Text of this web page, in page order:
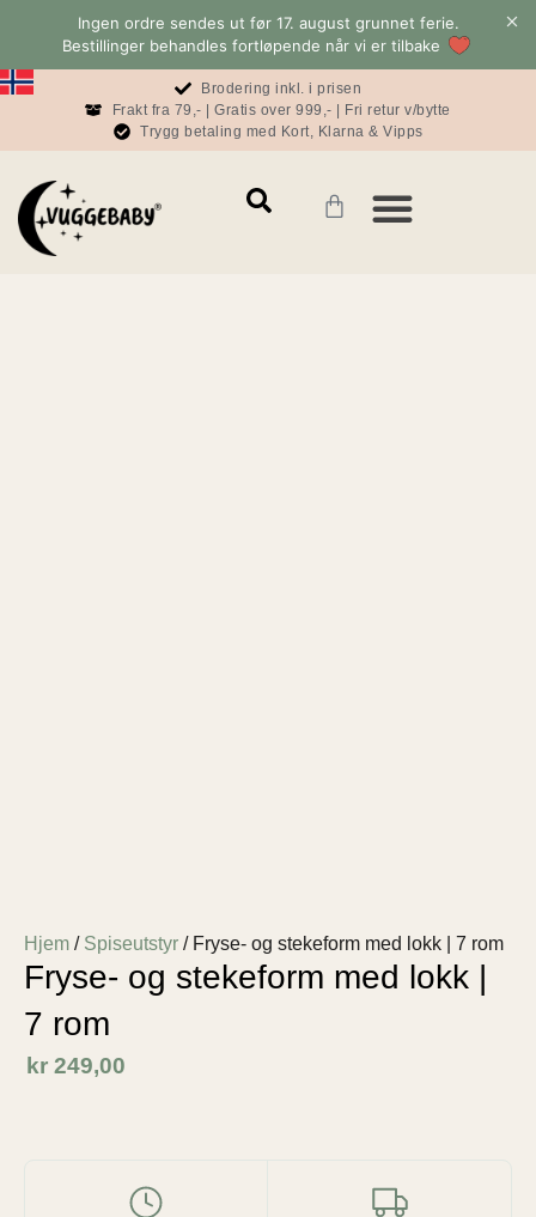
Ingen ordre sendes ut før 17. august grunnet ferie.
Bestillinger behandles fortløpende når vi er tilbake
Brodering inkl. i prisen
Frakt fra 79,- | Gratis over 999,- | Fri retur v/bytte
Trygg betaling med Kort, Klarna & Vipps
Hjem / Spiseutstyr / Fryse- og stekeform med lokk | 7 rom
Fryse- og stekeform med lokk |
7 rom
kr 249,00